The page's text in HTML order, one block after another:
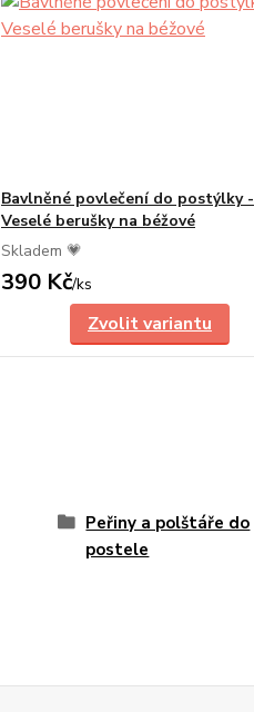
Bavlněné povlečení do postýlky -
Veselé berušky na béžové
Skladem 💗
390 Kč/ks
Zvolit variantu
Peřiny a polštáře do
postele